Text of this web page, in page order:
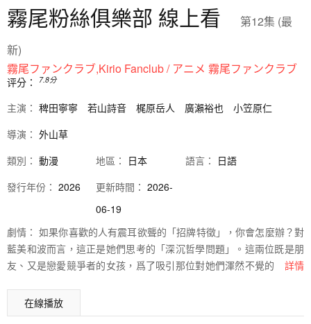
霧尾粉絲俱樂部 線上看
第12集 (最
新)
霧尾ファンクラブ,Kirio Fanclub / アニメ 霧尾ファンクラブ
评分： 7.8分
主演： 稗田寧寧 若山詩音 梶原岳人 廣瀨裕也
小笠原仁
導演： 外山草
類別： 動漫 地區： 日本 語言： 日語
發行年份： 2026 更新時間： 2026-
06-19
劇情： 如果你喜歡的人有震耳欲聾的「招牌特徵」，你會怎麼辦？對
藍美和波而言，這正是她們思考的「深沉哲學問題」。這兩位既是朋
友、又是戀愛競爭者的女孩，爲了吸引那位對她們渾然不覺的同班同
出現在夢中；列出一份細緻到不可思議的「喜歡他的理由清單」。然
而，在這場明明好笑又有點荒唐的單戀攻防戰中，她們的友情，真的
詳情
在線播放